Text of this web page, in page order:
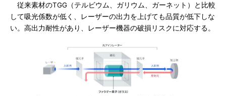
従来素材のTGG（テルビウム、ガリウム、ガーネット）と比較
して吸光係数が低く、レーザーの出力を上げても品質が低下しな
い。高出力耐性があり、レーザー機器の破損リスクに対応する。